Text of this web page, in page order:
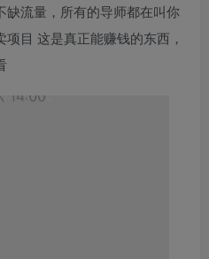
流量，所有的导师都在叫你
目 这是真正能赚钱的东西，